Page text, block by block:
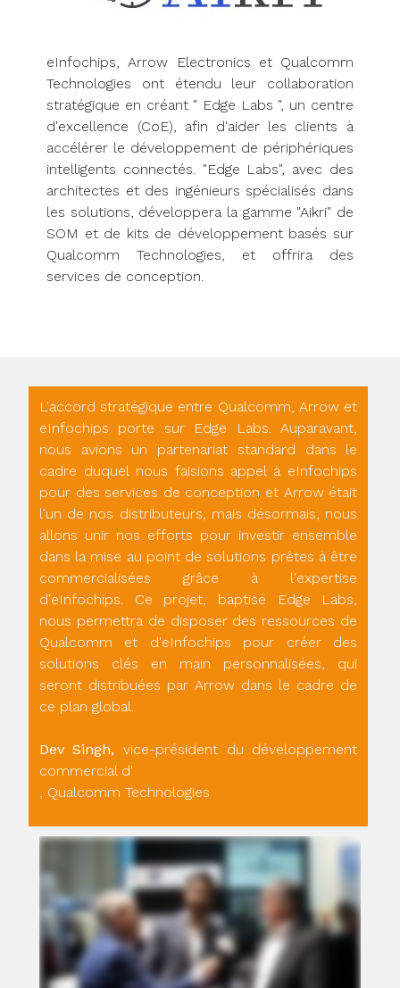
eInfochips, Arrow Electronics et Qualcomm
Technologies ont étendu leur collaboration
stratégique en créant " Edge Labs ", un centre
d'excellence (CoE), afin d'aider les clients à
accélérer le développement de périphériques
intelligents connectés. "Edge Labs", avec des
architectes et des ingénieurs spécialisés dans
les solutions, développera la gamme "Aikri" de
SOM et de kits de développement basés sur
Qualcomm Technologies, et offrira des
services de conception.
L'accord stratégique entre Qualcomm, Arrow et
eInfochips porte sur Edge Labs. Auparavant,
nous avions un partenariat standard dans le
cadre duquel nous faisions appel à eInfochips
pour des services de conception et Arrow était
l'un de nos distributeurs, mais désormais, nous
allons unir nos efforts pour investir ensemble
dans la mise au point de solutions prêtes à être
commercialisées grâce à l'expertise
d'eInfochips. Ce projet, baptisé Edge Labs,
nous permettra de disposer des ressources de
Qualcomm et d'eInfochips pour créer des
solutions clés en main personnalisées, qui
seront distribuées par Arrow dans le cadre de
ce plan global.
Dev Singh, vice-président du développement
commercial d'
, Qualcomm Technologies